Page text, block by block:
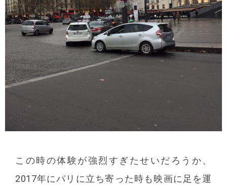
この時の体験が強烈すぎたせいだろうか、
2017年にパリに立ち寄った時も映画に足を運